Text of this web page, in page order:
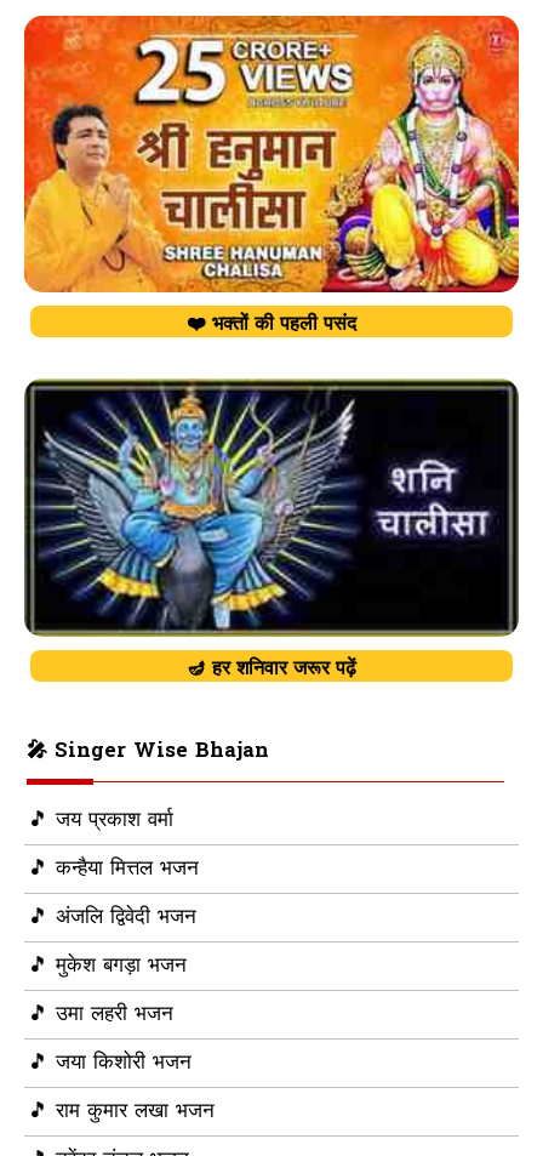
❤️ भक्तों की पहली पसंद
🪔 हर शनिवार जरूर पढ़ें
🎤 Singer Wise Bhajan
🎵 जय प्रकाश वर्मा
🎵 कन्हैया मित्तल भजन
🎵 अंजलि द्विवेदी भजन
🎵 मुकेश बगड़ा भजन
🎵 उमा लहरी भजन
🎵 जया किशोरी भजन
🎵 राम कुमार लखा भजन